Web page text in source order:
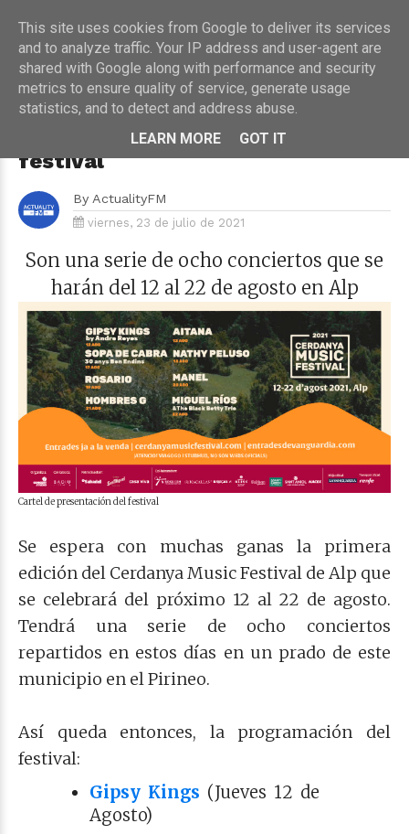
HOME›CONCIERTOS
El Cerdanya Music Festival
presenta su primera edición del
festival
By ActualityFM
viernes, 23 de julio de 2021
Son una serie de ocho conciertos que se
harán del 12 al 22 de agosto en Alp
Cartel de presentación del festival
Se espera con muchas ganas la primera
edición del Cerdanya Music Festival de Alp que
se celebrará del próximo 12 al 22 de agosto.
Tendrá una serie de ocho conciertos
repartidos en estos días en un prado de este
municipio en el Pirineo.
Así queda entonces, la programación del
festival:
Gipsy Kings (Jueves 12 de
Agosto)
This site uses cookies from Google to deliver its services
and to analyze traffic. Your IP address and user-agent are
shared with Google along with performance and security
metrics to ensure quality of service, generate usage
statistics, and to detect and address abuse.
LEARN MORE
GOT IT